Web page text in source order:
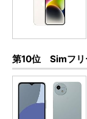
第10位 Simフリ